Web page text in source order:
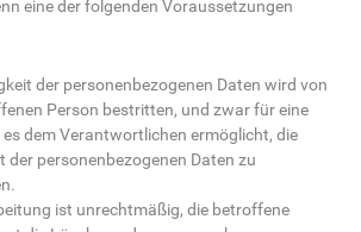
eine der folgenden Voraussetzungen
der personenbezogenen Daten wird von
Person bestritten, und zwar für eine
es dem Verantwortlichen ermöglicht, die
der personenbezogenen Daten zu
ist unrechtmäßig, die betroffene